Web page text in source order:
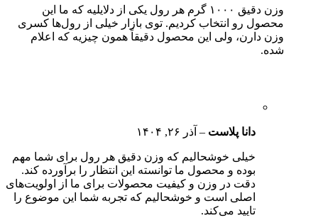
وزن دقیق ۱۰۰۰ گرم هر رول یکی از دلایلیه که ما این
محصول رو انتخاب کردیم. توی بازار خیلی از رول‌ها کسری
وزن دارن، ولی این محصول دقیقاً همون چیزیه که اعلام
شده.
دانا پلاست – آذر ۲۶, ۱۴۰۴
خیلی خوشحالیم که وزن دقیق هر رول برای شما مهم
بوده و محصول ما توانسته این انتظار را برآورده کند.
دقت در وزن و کیفیت محصولات برای ما از اولویت‌های
اصلی است و خوشحالیم که تجربه شما این موضوع را
تایید می‌کند.